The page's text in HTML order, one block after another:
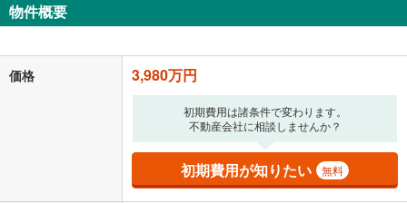
物件概要
価格 3,980万円
初期費用は諸条件で変わります。
不動産会社に相談しませんか？
初期費用が知りたい 無料